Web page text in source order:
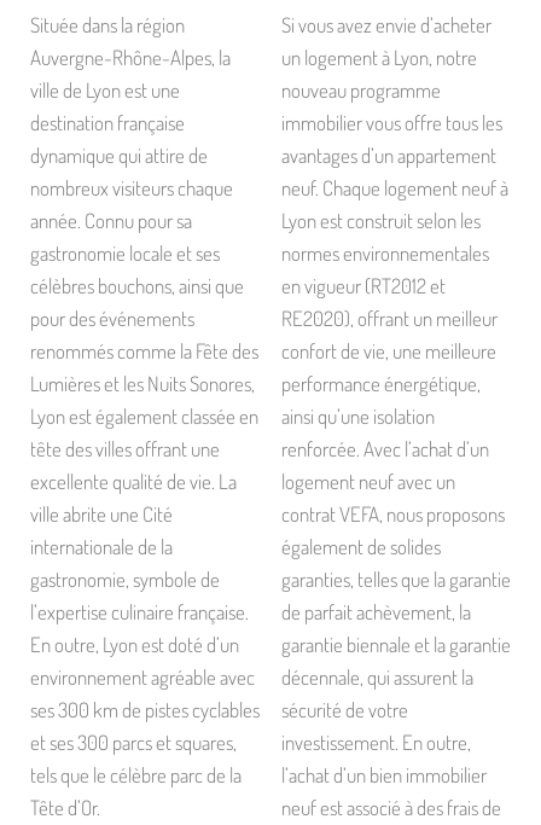
Située dans la région
Auvergne-Rhône-Alpes, la
ville de Lyon est une
destination française
dynamique qui attire de
nombreux visiteurs chaque
année. Connu pour sa
gastronomie locale et ses
célèbres bouchons, ainsi que
pour des événements
renommés comme la Fête des
Lumières et les Nuits Sonores,
Lyon est également classée en
tête des villes offrant une
excellente qualité de vie. La
ville abrite une Cité
internationale de la
gastronomie, symbole de
l’expertise culinaire française.
En outre, Lyon est doté d’un
environnement agréable avec
ses 300 km de pistes cyclables
et ses 300 parcs et squares,
tels que le célèbre parc de la
Tête d’Or.
Si vous avez envie d’acheter
un logement à Lyon, notre
nouveau programme
immobilier vous offre tous les
avantages d’un appartement
neuf. Chaque logement neuf à
Lyon est construit selon les
normes environnementales
en vigueur (RT2012 et
RE2020), offrant un meilleur
confort de vie, une meilleure
performance énergétique,
ainsi qu’une isolation
renforcée. Avec l’achat d’un
logement neuf avec un
contrat VEFA, nous proposons
également de solides
garanties, telles que la garantie
de parfait achèvement, la
garantie biennale et la garantie
décennale, qui assurent la
sécurité de votre
investissement. En outre,
l’achat d’un bien immobilier
neuf est associé à des frais de